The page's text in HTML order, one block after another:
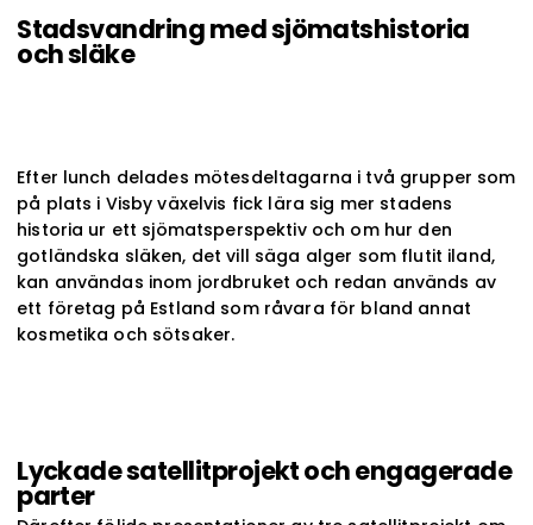
Stadsvandring med sjömatshistoria
och släke
Efter lunch delades mötesdeltagarna i två grupper som
på plats i Visby växelvis fick lära sig mer stadens
historia ur ett sjömatsperspektiv och om hur den
gotländska släken, det vill säga alger som flutit iland,
kan användas inom jordbruket och redan används av
ett företag på Estland som råvara för bland annat
kosmetika och sötsaker.
Lyckade satellitprojekt och engagerade
parter